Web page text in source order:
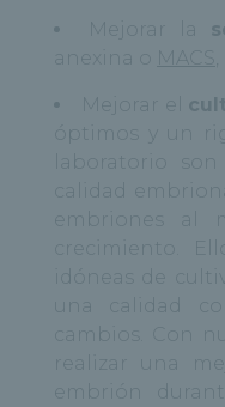
Mejorar la
anexina o
MACS
Mejorar el
óptimos y un
laboratorio
calidad
embriones al
crecimiento.
idóneas de
una calidad
cambios. Con
realizar una
embrión